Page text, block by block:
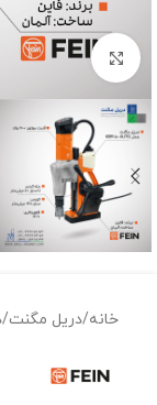
برای بزرگنمایی
خانه/دریل مگنت/